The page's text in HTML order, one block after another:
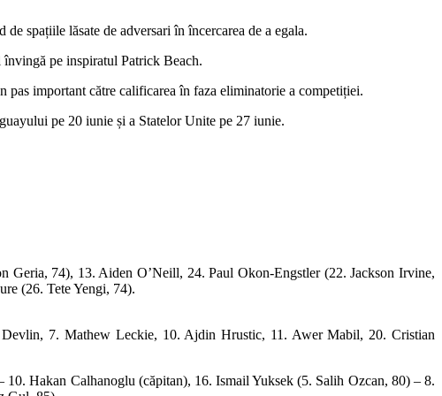
spațiile lăsate de adversari în încercarea de a egala.
pe inspiratul Patrick Beach.
important către calificarea în faza eliminatorie a competiției.
pe 20 iunie și a Statelor Unite pe 27 iunie.
Geria, 74), 13. Aiden O’Neill, 24. Paul Okon-Engstler (22. Jackson Irvine,
(26. Tete Yengi, 74).
7. Mathew Leckie, 10. Ajdin Hrustic, 11. Awer Mabil, 20. Cristian
Hakan Calhanoglu (căpitan), 16. Ismail Yuksek (5. Salih Ozcan, 80) – 8.